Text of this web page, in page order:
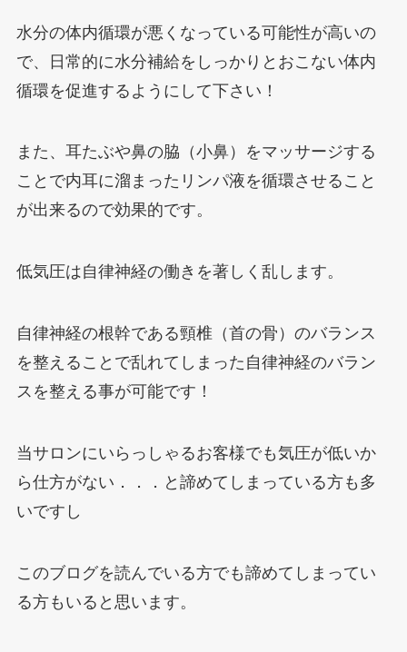
水分の体内循環が悪くなっている可能性が高いの
で、日常的に水分補給をしっかりとおこない体内
循環を促進するようにして下さい！
また、耳たぶや鼻の脇（小鼻）をマッサージする
ことで内耳に溜まったリンパ液を循環させること
が出来るので効果的です。
低気圧は自律神経の働きを著しく乱します。
自律神経の根幹である頸椎（首の骨）のバランス
を整えることで乱れてしまった自律神経のバラン
スを整える事が可能です！
当サロンにいらっしゃるお客様でも気圧が低いか
ら仕方がない．．．と諦めてしまっている方も多
いですし
このブログを読んでいる方でも諦めてしまってい
る方もいると思います。